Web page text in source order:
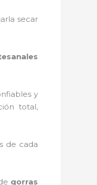
secar
y
total,
de cada
gorras